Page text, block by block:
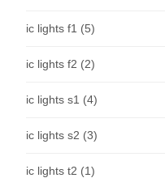
ic lights f1 (5)
ic lights f2 (2)
ic lights s1 (4)
ic lights s2 (3)
ic lights t2 (1)